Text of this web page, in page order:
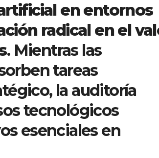
en entornos
radical en el
. Mientras las
tareas
la auditoría
tecnológicos
esenciales en